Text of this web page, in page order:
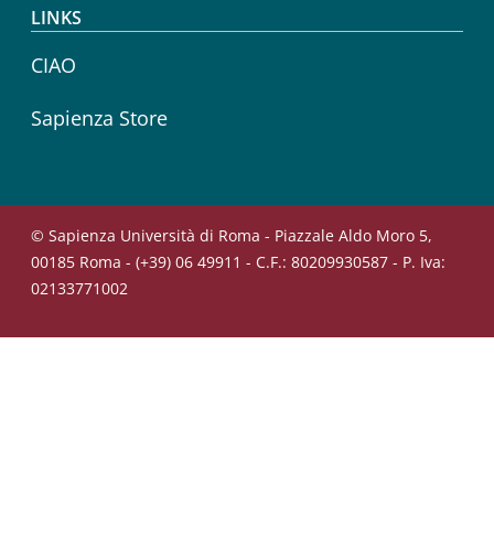
LINKS
CIAO
Sapienza Store
© Sapienza Università di Roma - Piazzale Aldo Moro 5,
00185 Roma - (+39) 06 49911 - C.F.: 80209930587 - P. Iva:
02133771002